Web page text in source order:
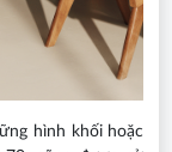
hình khối hoặc